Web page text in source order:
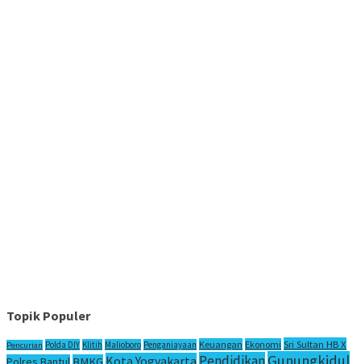
Topik Populer
Pencurian Polda DIY Klitih Malioboro Penganiayaan Keuangan Ekonomi Sri Sultan HB X